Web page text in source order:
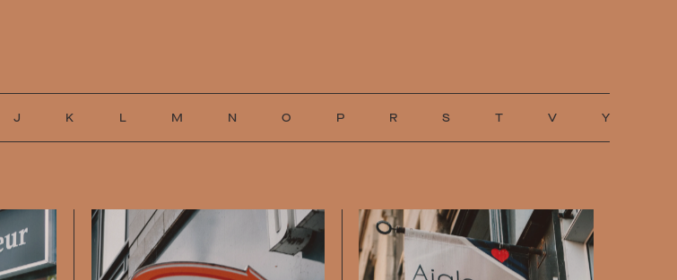
J K L M N O P R S T V Y